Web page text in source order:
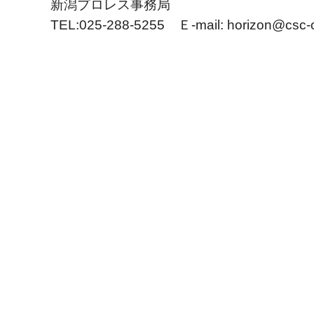
新潟プロレス事務局
TEL:025-288-5255 Ｅ‐mail: horizon@csc-